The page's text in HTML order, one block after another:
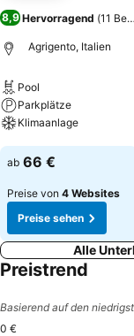
8,9 Hervorragend (11
Agrigento, Italien
Pool
Parkplätze
Klimaanlage
Preise sehen
ab 66 €
Preise von 4 Websites
Preise sehen
Alle
Preistrend
Basierend auf den
0 €